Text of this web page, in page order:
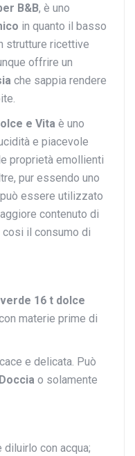
B&B, è uno
in quanto il basso
strutture ricettive
offrire un
che sappia rendere
e Vita è uno
e piacevole
proprietà emollienti
pur essendo uno
essere utilizzato
contenuto di
cosi il consumo di
16 t dolce
materie prime di
e delicata. Può
o solamente
con acqua;